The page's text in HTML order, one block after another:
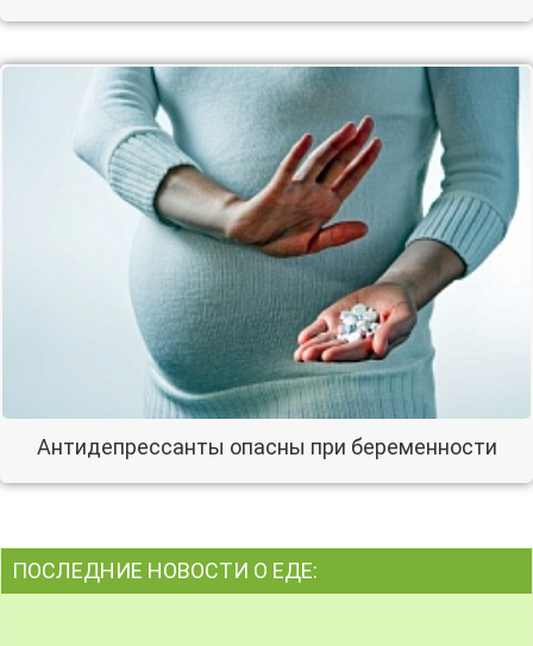
Антидепрессанты опасны при беременности
ПОСЛЕДНИЕ НОВОСТИ О ЕДЕ: